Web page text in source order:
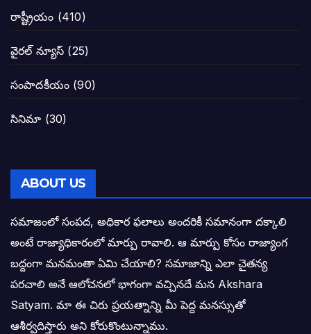
తెలంగాణ కొత్త సీఎంగా రేవంత్ రెడ్డి!
ఎన్నికల ఫలితాలు రాబోతున్న వేల ఎవరి గోల
బాధితుల ఆశలసౌధం జనసేనానికి అక్షర
ఓరి నాన్నోయి! జరా నా గోడు విను: అక్షర
రాష్ట్రీయం (410)
వైరల్ న్యూస్ (25)
సంపాదకీయం (90)
సినిమా (30)
ABOUT US
సమాజంలో సంపద, అధికార ఫలాలు అందరికీ సమానంగా దక్కాలి
అంటే రాజ్యాధికారంలో మార్పు రావాలి. ఆ మార్పు కోసం రాజ్యాంగ
బద్దంగా మనమంతా ఏమి చేయాలి? సమాజాన్ని ఎలా చైతన్య
పరచాలి అనే ఆలోచనలో భాగంగా వచ్చినదే మన Akshara
Satyam. మా ఈ చిరు ప్రయత్నాన్ని మీ పెద్ద మనస్సుతో
ఆశీర్వదిస్తారు అని కోరుకొంటున్నాము.